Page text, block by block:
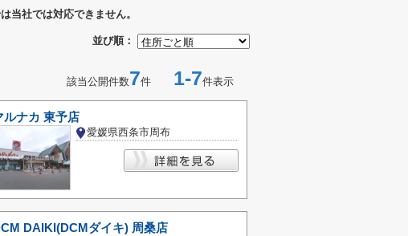
当社では対応できません。
並び順：
該当公開件数7件 1-7件表示
ルナカ 東予店
愛媛県西条市周布
DAIKI(DCMダイキ) 周桑店